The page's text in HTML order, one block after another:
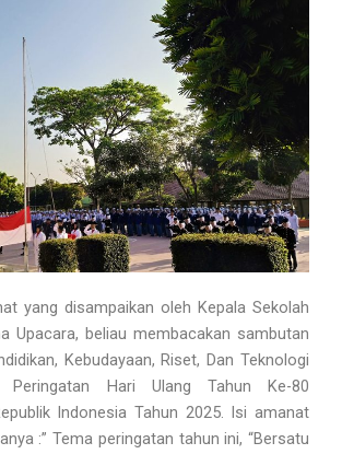
yang disampaikan oleh Kepala Sekolah
Upacara, beliau membacakan sambutan
Kebudayaan, Riset, Dan Teknologi
Peringatan Hari Ulang Tahun Ke-80
Indonesia Tahun 2025. Isi amanat
:” Tema peringatan tahun ini, “Bersatu